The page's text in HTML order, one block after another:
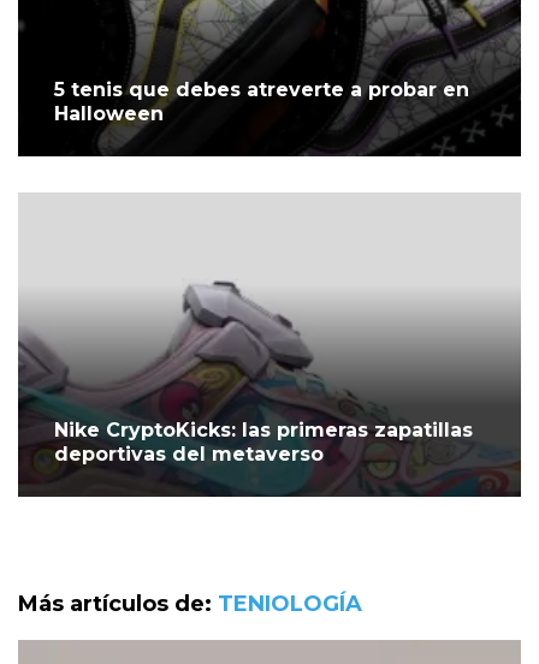
5 tenis que debes atreverte a probar en
Halloween
Nike CryptoKicks: las primeras zapatillas
deportivas del metaverso
Más artículos de: TENIOLOGÍA